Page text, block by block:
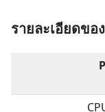
รายละเอียดข